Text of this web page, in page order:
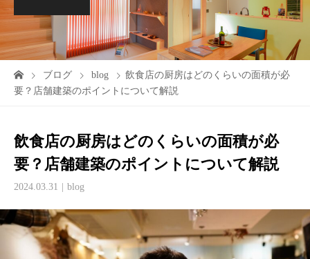
ブログ blog
飲食店の厨房はどのくらいの面積が必
要？店舗建築のポイントについて解説
飲食店の厨房はどのくらいの面積が必
要？店舗建築のポイントについて解説
2024.03.31 blog